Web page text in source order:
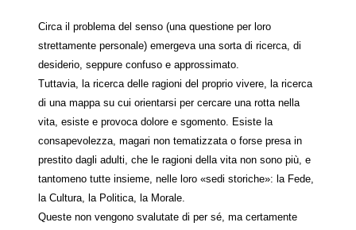
Circa il problema del senso (una questione per loro
strettamente personale) emergeva una sorta di ricerca, di
desiderio, seppure confuso e approssimato.
Tuttavia, la ricerca delle ragioni del proprio vivere, la ricerca
di una mappa su cui orientarsi per cercare una rotta nella
vita, esiste e provoca dolore e sgomento. Esiste la
consapevolezza, magari non tematizzata o forse presa in
prestito dagli adulti, che le ragioni della vita non sono più, e
tantomeno tutte insieme, nelle loro «sedi storiche»: la Fede,
la Cultura, la Politica, la Morale.
Queste non vengono svalutate di per sé, ma certamente